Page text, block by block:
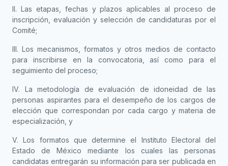
II. Las etapas, fechas y plazos aplicables al proceso de
inscripción, evaluación y selección de candidaturas por el
Comité;
III. Los mecanismos, formatos y otros medios de contacto
para inscribirse en la convocatoria, así como para el
seguimiento del proceso;
IV. La metodología de evaluación de idoneidad de las
personas aspirantes para el desempeño de los cargos de
elección que correspondan por cada cargo y materia de
especialización, y
V. Los formatos que determine el Instituto Electoral del
Estado de México mediante los cuales las personas
candidatas entregarán su información para ser publicada en